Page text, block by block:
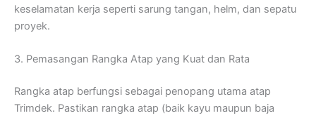
keselamatan kerja seperti sarung tangan, helm, dan sepatu
proyek.
3. Pemasangan Rangka Atap yang Kuat dan Rata
Rangka atap berfungsi sebagai penopang utama atap
Trimdek. Pastikan rangka atap (baik kayu maupun baja